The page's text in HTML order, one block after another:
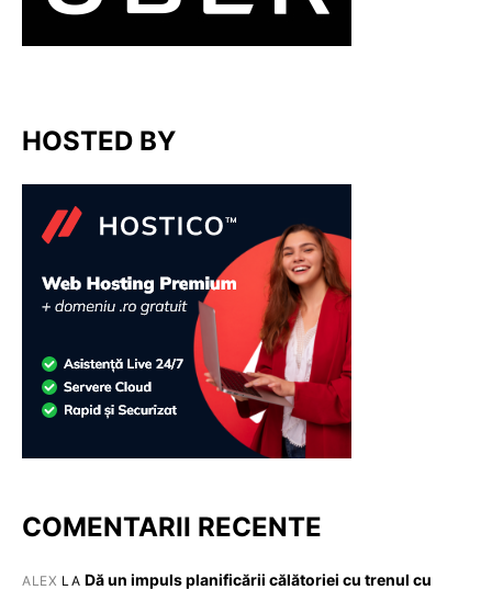
HOSTED BY
COMENTARII RECENTE
ALEX LA Dă un impuls planificării călătoriei cu trenul cu